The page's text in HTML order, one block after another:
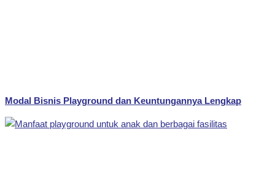
Modal Bisnis Playground dan Keuntungannya Lengkap